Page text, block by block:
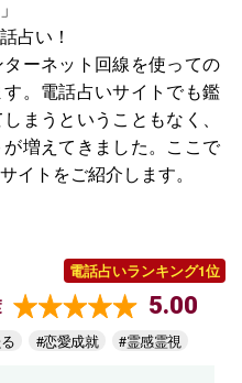
占い！
ーネット回線を使っての
。電話占いサイトでも鑑
まうということもなく、
増えてきました。ここで
イトをご紹介します。
電話占いランキング1位
5.00
#恋愛成就 #霊感霊視